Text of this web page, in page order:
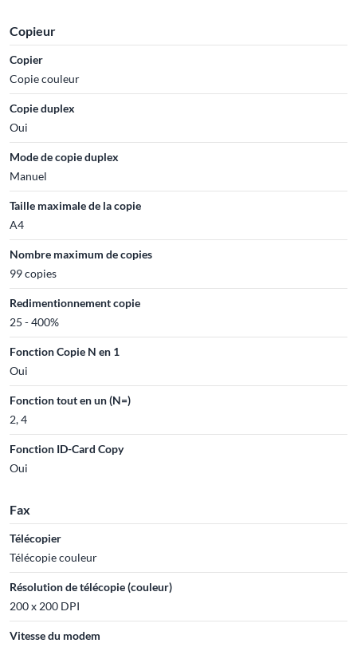
Copieur
Copier
Copie couleur
Copie duplex
Oui
Mode de copie duplex
Manuel
Taille maximale de la copie
A4
Nombre maximum de copies
99 copies
Redimentionnement copie
25 - 400%
Fonction Copie N en 1
Oui
Fonction tout en un (N=)
2, 4
Fonction ID-Card Copy
Oui
Fax
Télécopier
Télécopie couleur
Résolution de télécopie (couleur)
200 x 200 DPI
Vitesse du modem